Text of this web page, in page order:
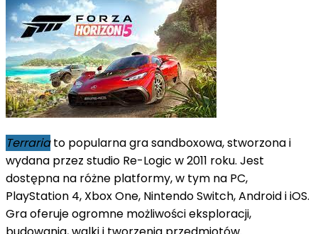
Terrariato popularna gra sandboxowa, stworzona i
wydana przez studio Re-Logic w 2011 roku. Jest
dostępna na różne platformy, w tym na PC,
PlayStation 4, Xbox One, Nintendo Switch, Android i iOS.
Gra oferuje ogromne możliwości eksploracji,